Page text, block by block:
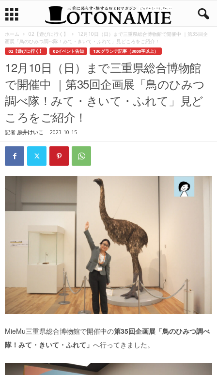
ホーム 02【遊びに行く】
12月10日（日）まで三重県総合博物館で開催中 ｜第35回企
画展「鳥のひみつ調べ隊！みて・きいて・ふれて」見どころをご紹介！
02【遊びに行く】 02イベント告知 13Cグランデ記事（3000字以上）
12月10日（日）まで三重県総合博物館
で開催中 ｜第35回企画展「鳥のひみつ
調べ隊！みて・きいて・ふれて」見ど
ころをご紹介！
記者 原井けいこ - 2023-10-15
MieMu三重県総合博物館で開催中の第35回企画展「鳥のひみつ調べ
隊！みて・きいて・ふれて」 へ行ってきました。